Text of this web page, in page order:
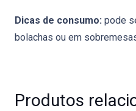
Dicas de consumo: pode
bolachas ou em
Produtos